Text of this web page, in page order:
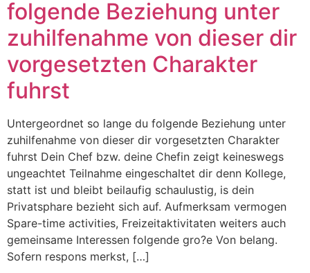
folgende Beziehung unter
zuhilfenahme von dieser dir
vorgesetzten Charakter
fuhrst
Untergeordnet so lange du folgende Beziehung unter
zuhilfenahme von dieser dir vorgesetzten Charakter
fuhrst Dein Chef bzw. deine Chefin zeigt keineswegs
ungeachtet Teilnahme eingeschaltet dir denn Kollege,
statt ist und bleibt beilaufig schaulustig, is dein
Privatsphare bezieht sich auf. Aufmerksam vermogen
Spare-time activities, Freizeitaktivitaten weiters auch
gemeinsame Interessen folgende gro?e Von belang.
Sofern respons merkst, […]